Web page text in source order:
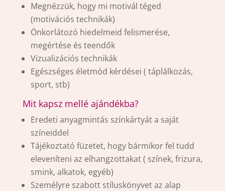
Megnézzük, hogy mi motivál téged
(motivációs technikák)
Önkorlátozó hiedelmeid felismerése,
megértése és teendők
Vizualizációs technikák
Egészséges életmód kérdései ( táplálkozás,
sport, stb)
Mit kapsz mellé ajándékba?
Eredeti anyagmintás színkártyát a saját
színeiddel
Tájékoztató füzetet, hogy bármikor fel tudd
eleveníteni az elhangzottakat ( színek, frizura,
smink, alkatok, egyéb)
Személyre szabott stíluskönyvet az alap